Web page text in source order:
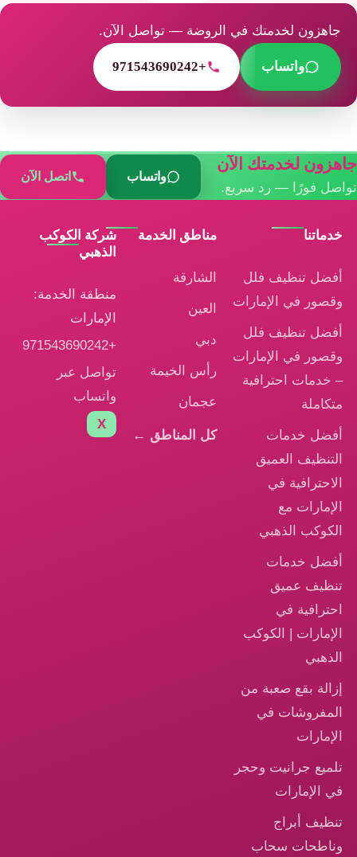
جاهزون لخدمتك في الروضة — تواصل الآن.
واتساب +971543690242
جاهزون لخدمتك الآن
تواصل فورًا — رد سريع.
واتساب اتصل الآن
خدماتنا
أفضل تنظيف فلل
وقصور في الإمارات
أفضل تنظيف فلل
وقصور في الإمارات
– خدمات احترافية
متكاملة
أفضل خدمات
التنظيف العميق
الاحترافية في
الإمارات مع
الكوكب الذهبي
أفضل خدمات
تنظيف عميق
احترافية في
الإمارات | الكوكب
الذهبي
إزالة بقع صعبة من
المفروشات في
الإمارات
تلميع جرانيت وحجر
في الإمارات
تنظيف أبراج
وناطحات سحاب
مناطق الخدمة
الشارقة
العين
دبي
رأس الخيمة
عجمان
كل المناطق ←
شركة الكوكب
الذهبي
منطقة الخدمة:
الإمارات
+971543690242
تواصل عبر
واتساب
X